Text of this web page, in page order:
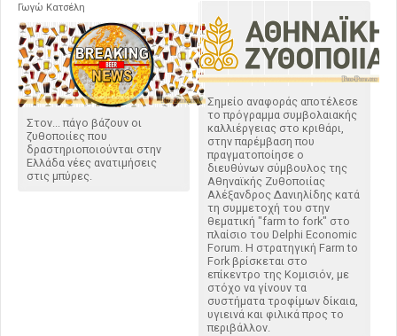
Γωγώ Κατσέλη
Στον... πάγο βάζουν οι
ζυθοποιίες που
δραστηριοποιούνται στην
Ελλάδα νέες ανατιμήσεις
στις μπύρες.
Σημείο αναφοράς αποτέλεσε
το πρόγραμμα συμβολαιακής
καλλιέργειας στο κριθάρι,
στην παρέμβαση που
πραγματοποίησε ο
διευθύνων σύμβουλος της
Αθηναϊκής Ζυθοποιίας
Αλέξανδρος Δανιηλίδης κατά
τη συμμετοχή του στην
θεματική "farm to fork" στο
πλαίσιο του Delphi Economic
Forum. Η στρατηγική Farm to
Fork βρίσκεται στο
επίκεντρο της Κομισιόν, με
στόχο να γίνουν τα
συστήματα τροφίμων δίκαια,
υγιεινά και φιλικά προς το
περιβάλλον.